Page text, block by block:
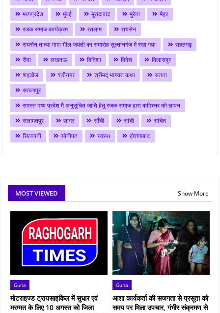
मध्यप्रदेश
मुंबई मुरादाबाद मुरैना
मैहर
रजक समाज कार्यक्रम
रतलाम
रायसेन
रायसेन तात्या मामा भील जयंती का समारोह सुल्तानगंज में रखा गया
राहतगढ़
रीवा
लखनऊ विदिशा विदेश
विलासपुर
शहडोल
श्रीनगर श्रीमद् भागवत कथा
सतना
सतलापुर
समस्त मध्य प्रदेश मै अनुसूचित जाति हेतु रजक समाज द्वारा कमिश्नर को ज्ञापन
सलामतपुर
सागर साँची सांची
सांचेत
सिलवानी
सोनीपत स्वस्थ होशंगाबाद
MOST VIEWED Show More
Guna
मोटराइज्ड ट्रायसाइकिल में सुधार एवं
मरम्मत के लिए 10 अगस्त को जिला
Guna
आशा कार्यकर्ता की सजगता से प्रसूता को
समय पर मिला उपचार, गंभीर संक्रमण से